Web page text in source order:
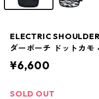
ELECTRIC
ダーポーチ ドットカモ
¥6,600
SOLD OUT